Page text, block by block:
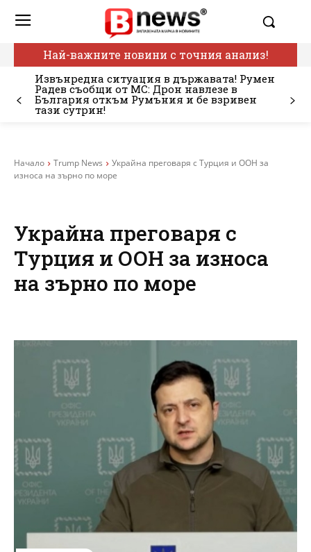
Най-важните новини с точния анализ!
Извънредна ситуация в държавата! Румен
Радев съобщи от МС: Дрон навлезе в
България откъм Румъния и бе взривен
тази сутрин!
Начало Trump News
Украйна преговаря с Турция и ООН за
износа на зърно по море
Украйна преговаря с
Турция и ООН за износа
на зърно по море